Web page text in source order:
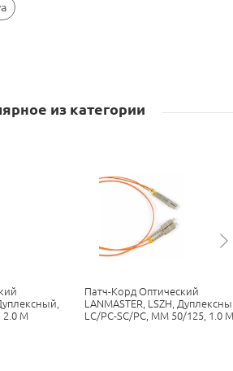
из категории
2.0 М
Патч-Корд Оптический
LANMASTER, LSZH,
LC/PC-SC/PC, MM 50/125, 1.0 М